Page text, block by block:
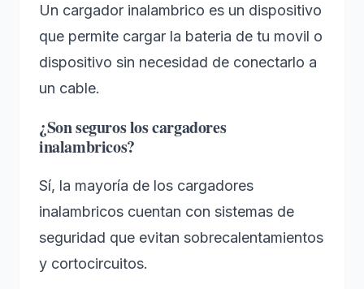
Un cargador inalambrico es un dispositivo
que permite cargar la bateria de tu movil o
dispositivo sin necesidad de conectarlo a
un cable.
¿Son seguros los cargadores
inalambricos?
Sí, la mayoría de los cargadores
inalambricos cuentan con sistemas de
seguridad que evitan sobrecalentamientos
y cortocircuitos.